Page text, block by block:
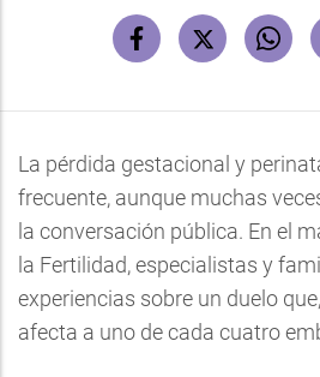
La pérdida gestacional y
frecuente, aunque muchas
la conversación pública. En el
la Fertilidad, especialistas y
experiencias sobre un duelo
afecta a uno de cada cuatro